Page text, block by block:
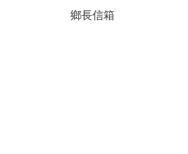
鄉長信箱